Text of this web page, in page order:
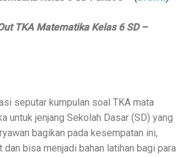
TKA Matematika Kelas 6 SD –
seputar kumpulan soal TKA mata
untuk jenjang Sekolah Dasar (SD) yang
bagikan pada kesempatan ini,
bisa menjadi bahan latihan bagi para